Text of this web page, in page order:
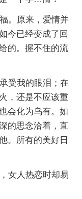
。原来，爱情并
今已经变成了回
的。握不住的流
受我的眼泪；在
，还是不应该重
会化为乌有。如
的思念洽着，直
。所有的美好日
女人热恋时却易